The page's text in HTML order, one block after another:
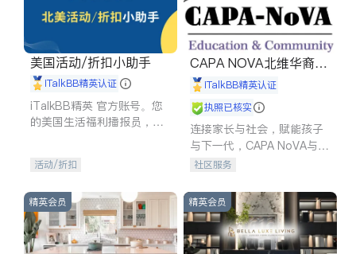
美国活动/折扣小助手
iTalkBB精英认证
iTalkBB精英 官方账号。您
的美国生活福利播报员，精
专属福利。
活动/折扣
CAPA NOVA北维华裔家
长会iTalkBB精英认证
执照已核实
连接家长与社会，赋能孩子
与下一代，CAPA NoVA与您
携手建设包容、公平、充满
社区服务
精英会员 精英会员